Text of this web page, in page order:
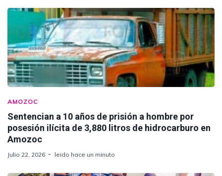
AMOZOC
Sentencian a 10 años de prisión a hombre por
posesión ilícita de 3,880 litros de hidrocarburo en
Amozoc
Julio 22, 2026 leido hace un minuto